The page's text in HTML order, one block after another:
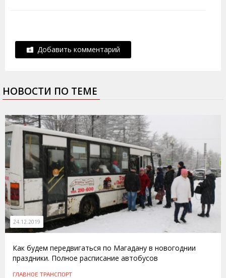
Добавить комментарий
НОВОСТИ ПО ТЕМЕ
24.12.2019
Как будем передвигаться по Магадану в новогоднии
праздники. Полное расписание автобусов
ГЛАВНОЕ ТРАНСПОРТ